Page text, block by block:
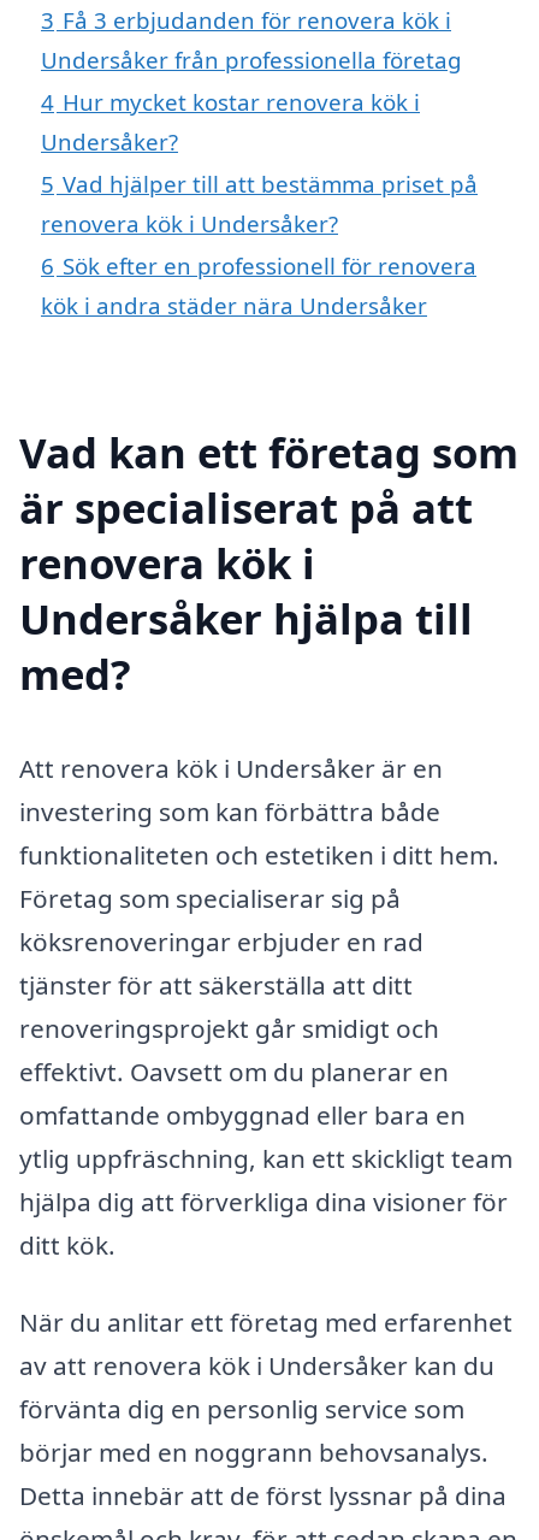
3 Få 3 erbjudanden för renovera kök i
Undersåker från professionella företag
4 Hur mycket kostar renovera kök i
Undersåker?
5 Vad hjälper till att bestämma priset på
renovera kök i Undersåker?
6 Sök efter en professionell för renovera
kök i andra städer nära Undersåker
Vad kan ett företag som
är specialiserat på att
renovera kök i
Undersåker hjälpa till
med?
Att renovera kök i Undersåker är en
investering som kan förbättra både
funktionaliteten och estetiken i ditt hem.
Företag som specialiserar sig på
köksrenoveringar erbjuder en rad
tjänster för att säkerställa att ditt
renoveringsprojekt går smidigt och
effektivt. Oavsett om du planerar en
omfattande ombyggnad eller bara en
ytlig uppfräschning, kan ett skickligt team
hjälpa dig att förverkliga dina visioner för
ditt kök.
När du anlitar ett företag med erfarenhet
av att renovera kök i Undersåker kan du
förvänta dig en personlig service som
börjar med en noggrann behovsanalys.
Detta innebär att de först lyssnar på dina